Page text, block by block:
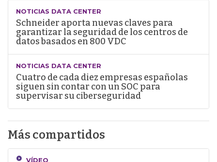
NOTICIAS DATA CENTER
Schneider aporta nuevas claves para
garantizar la seguridad de los centros de
datos basados en 800 VDC
NOTICIAS DATA CENTER
Cuatro de cada diez empresas españolas
siguen sin contar con un SOC para
supervisar su ciberseguridad
Más compartidos
VÍDEO